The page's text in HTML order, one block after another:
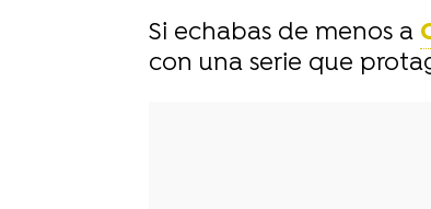
Si echabas de menos a
con una serie que